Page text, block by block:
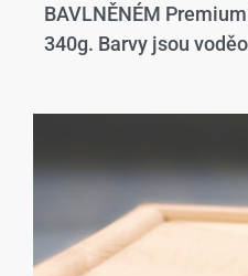
BAVLNĚNÉM
340g. Barvy jsou